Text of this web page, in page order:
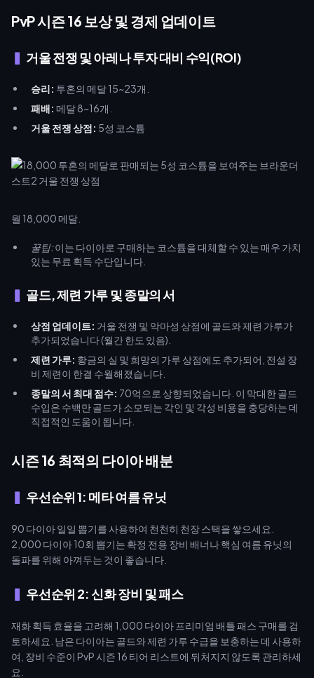
PvP 시즌 16 보상 및 경제 업데이트
거울 전쟁 및 아레나 투자 대비 수익(ROI)
승리: 투혼의 메달 15~23개.
패배: 메달 8~16개.
거울 전쟁 상점: 5성 코스튬
월 18,000 메달.
꿀팁:이는 다이아로 구매하는 코스튬을 대체할 수 있는 매우 가치
있는 무료 획득 수단입니다.
골드, 제련 가루 및 종말의 서
상점 업데이트: 거울 전쟁 및 악마성 상점에 골드와 제련 가루가
추가되었습니다 (월간 한도 있음).
제련 가루: 황금의 실 및 희망의 가루 상점에도 추가되어, 전설 장
비 제련이 한결 수월해졌습니다.
종말의 서 최대 점수: 70억으로 상향되었습니다. 이 막대한 골드
수입은 수백만 골드가 소모되는 각인 및 각성 비용을 충당하는 데
직접적인 도움이 됩니다.
시즌 16 최적의 다이아 배분
우선순위 1: 메타 여름 유닛
90 다이아 일일 뽑기를 사용하여 천천히 천장 스택을 쌓으세요.
2,000 다이아 10회 뽑기는 확정 전용 장비 배너나 핵심 여름 유닛의
돌파를 위해 아껴두는 것이 좋습니다.
우선순위 2: 신화 장비 및 패스
재화 획득 효율을 고려해 1,000 다이아 프리미엄 배틀 패스 구매를 검
토하세요. 남은 다이아는 골드와 제련 가루 수급을 보충하는 데 사용하
여, 장비 수준이 PvP 시즌 16 티어 리스트에 뒤처지지 않도록 관리하세
요.